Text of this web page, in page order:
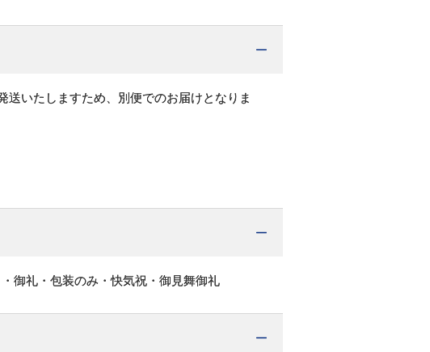
いたしますため、別便でのお届けとなりま
御礼・包装のみ・快気祝・御見舞御礼